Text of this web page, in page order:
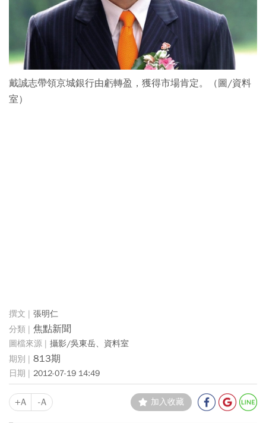
戴誠志帶領京城銀行由虧轉盈，獲得市場肯定。（圖/資料
室）
張明仁
焦點新聞
攝影/吳東岳、資料室
813期
2012-07-19 14:49
+A -A 加入收藏